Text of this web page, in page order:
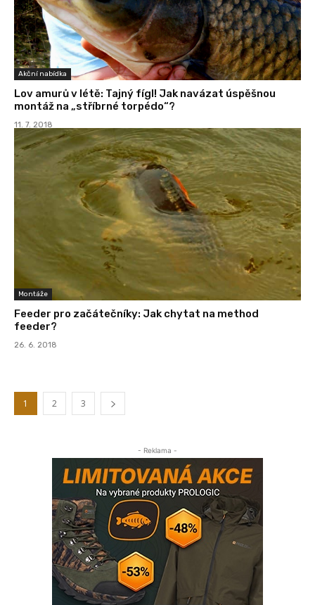
Akční nabídka
Lov amurů v létě: Tajný fígl! Jak navázat úspěšnou
montáž na „stříbrné torpédo“?
11. 7. 2018
Montáže
Feeder pro začátečníky: Jak chytat na method
feeder?
26. 6. 2018
1 2 3
- Reklama -